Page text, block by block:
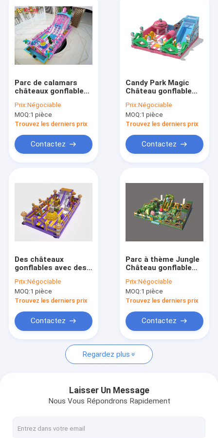
Produits
À propos de nous
Visite de l'usine
Nouvelles
Les affaires
Demander un devis
Glissières gonflables
Des toboggans gonflables
Parc de calamars
châteaux gonflables
jeux intérieur rose
pour enfants
Prix:Négociable
MOQ:1 pièce
Trouvez les derniers prix
Contactez
Candy Park Magic
Château gonflable
pour enfants
Prix:Négociable
MOQ:1 pièce
Trouvez les derniers prix
Contactez
Des châteaux
gonflables avec des
Prix:Négociable
MOQ:1 pièce
Trouvez les derniers prix
Contactez
Parc à thème Jungle
Château gonflable
Prix:Négociable
MOQ:1 pièce
Trouvez les derniers prix
Contactez
Regardez plus
Laisser Un Message
Nous Vous Répondrons Rapidement